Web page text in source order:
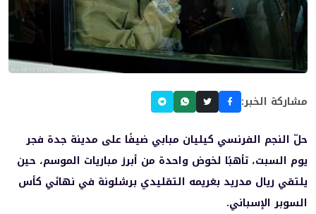
مشاركة الخبر:
حلّ النجم الفرنسي كيليان مبابي ضيفًا على مدينة جدة فجر
يوم السبت، تأهبًا لخوض واحدة من أبرز مباريات الموسم، حين
يلتقي ريال مدريد بغريمه التقليدي برشلونة في نهائي كأس
السوبر الإسباني.